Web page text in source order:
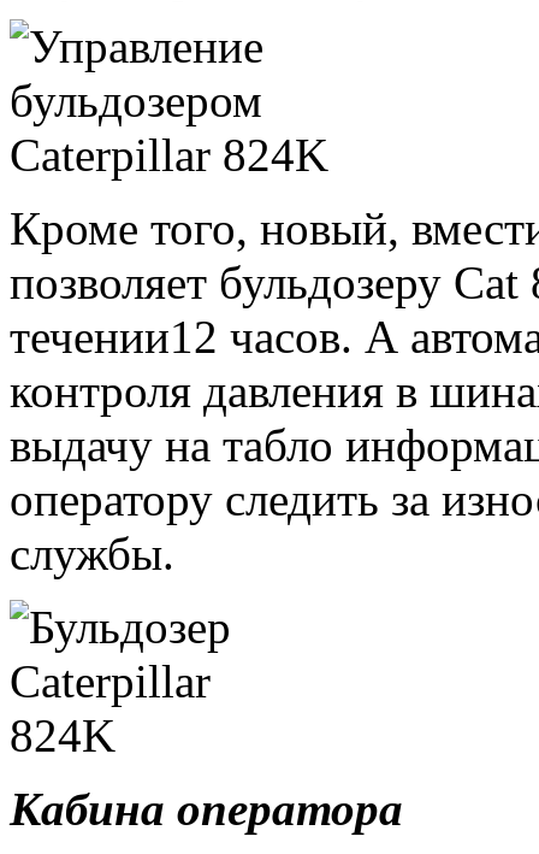
Кроме того, новый,
позволяет бульдозеру
течении12 часов. А
контроля давления в
выдачу на табло
оператору следить за
службы.
Кабина оператора